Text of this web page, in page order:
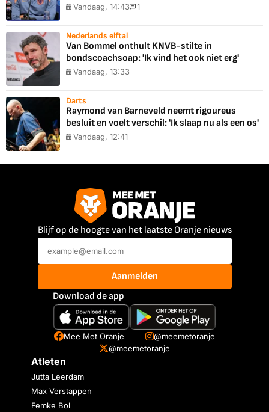
Vandaag, 14:43 1
Nederlands elftal
Van Bommel onthult KNVB-stilte in
bondscoachsoap: 'Ik vind het ook niet erg'
Vandaag, 13:33
Darts
Raymond van Barneveld neemt rigoureus
besluit en voelt verschil: 'Ik slaap nu als een os'
Vandaag, 12:41
Blijf op de hoogte van het laatste Oranje nieuws
Aanmelden
Download de app
Mee Met Oranje
@meemetoranje
@meemetoranje
Atleten
Jutta Leerdam
Max Verstappen
Femke Bol